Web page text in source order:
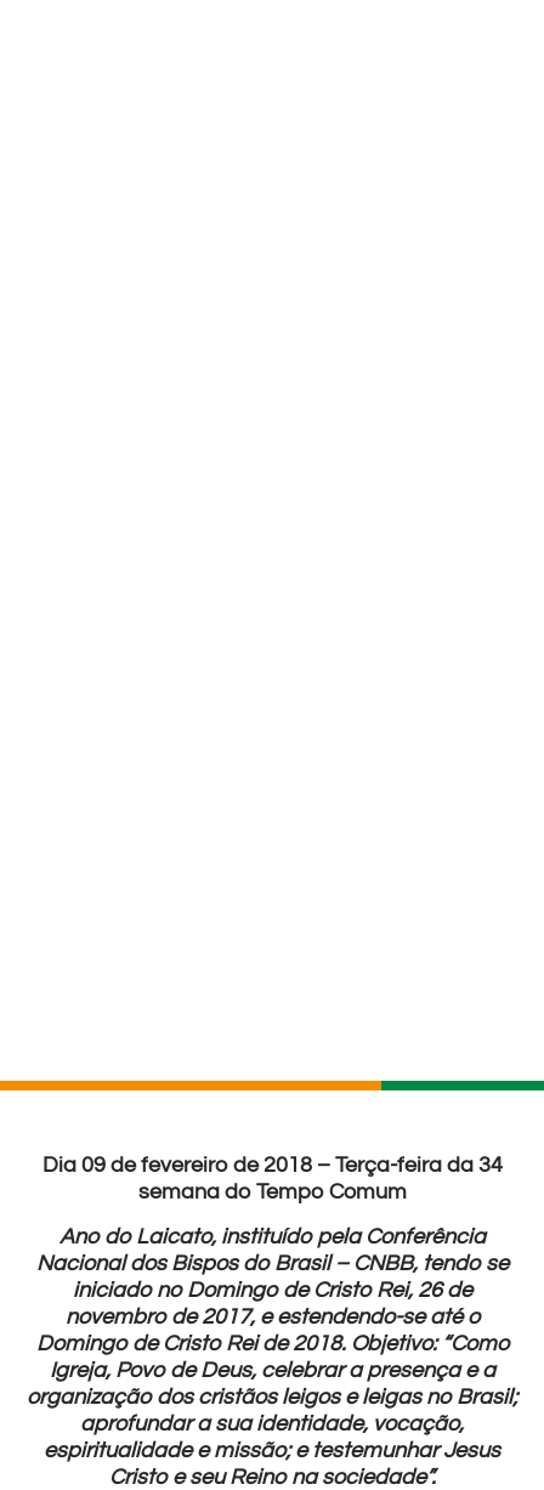
Dia 09 de fevereiro de 2018 – Terça-feira da 34
semana do Tempo Comum
Ano do Laicato, instituído pela Conferência
Nacional dos Bispos do Brasil – CNBB, tendo se
iniciado no Domingo de Cristo Rei, 26 de
novembro de 2017, e estendendo-se até o
Domingo de Cristo Rei de 2018. Objetivo: “Como
Igreja, Povo de Deus, celebrar a presença e a
organização dos cristãos leigos e leigas no Brasil;
aprofundar a sua identidade, vocação,
espiritualidade e missão; e testemunhar Jesus
Cristo e seu Reino na sociedade”.